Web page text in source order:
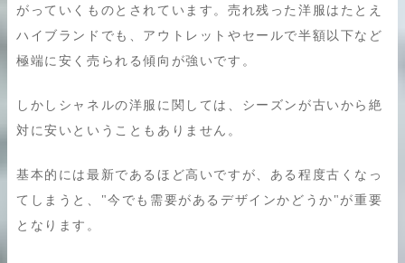
がっていくものとされています。売れ残った洋服はたとえ
ハイブランドでも、アウトレットやセールで半額以下など
極端に安く売られる傾向が強いです。
しかしシャネルの洋服に関しては、シーズンが古いから絶
対に安いということもありません。
基本的には最新であるほど高いですが、ある程度古くなっ
てしまうと、"今でも需要があるデザインかどうか"が重要
となります。